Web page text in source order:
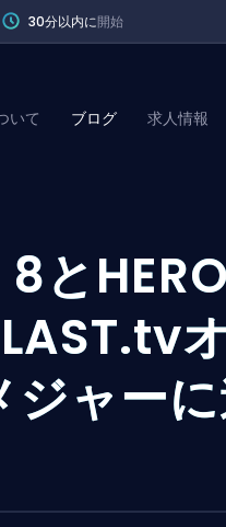
30分以内に開始
いて ブログ 求人情報
8と
ジャー